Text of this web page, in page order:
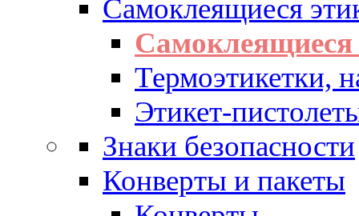
Самоклеящиеся
Самоклеящиеся
Термоэтикетки,
Этикет-
Знаки безопасности
Конверты и пакеты